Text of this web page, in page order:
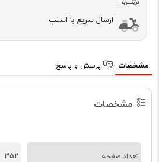
ارسال سریع با اسنپ
مشخصات پرسش و پاسخ
مشخصات
تعداد صفحه 352